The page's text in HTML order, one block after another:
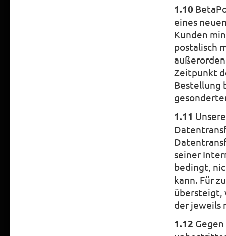
1.10
eines
Kunden
postalisch
Zeitpunkt
Bestellung
1.11
seiner
bedingt,
kann. Für
übersteigt,
der jeweils
1.12